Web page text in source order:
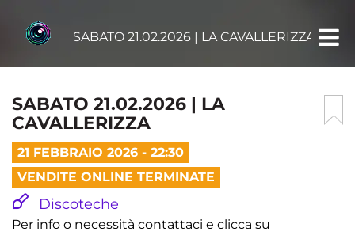
SABATO 21.02.2026 | LA CAVALLERIZZA
SABATO 21.02.2026 | LA
CAVALLERIZZA
21 FEBBRAIO 2026 - 22:30
VENDITE ONLINE TERMINATE
Discoteche
Per info o necessità contattaci e clicca su